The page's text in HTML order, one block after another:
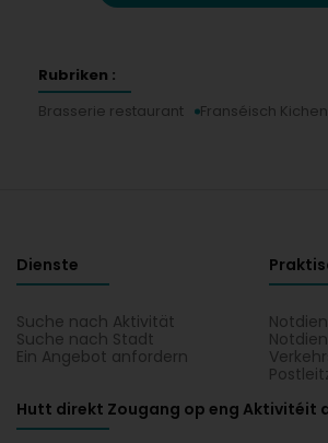
Rubriken :
Brasserie restaurant
Franséisch Kichen
Dienste
Suche nach Aktivität
Suche nach Stadt
Ein Angebot anfordern
Hutt direkt Zougang op eng Aktivitéit